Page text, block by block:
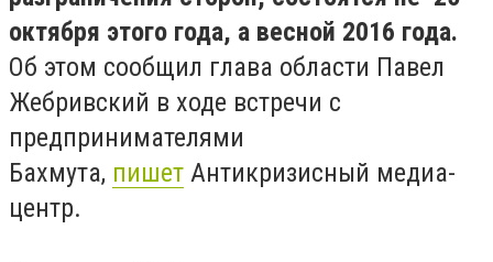
октября этого года, а весной 2016 года.
Об этом сообщил глава области Павел
Жебривский в ходе встречи с
предпринимателями
Бахмута, пишет Антикризисный медиа-
центр.